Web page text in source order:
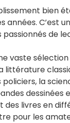
bien
années. C’est
de
vaste
littérature
la
dessinées
livres en
pour les